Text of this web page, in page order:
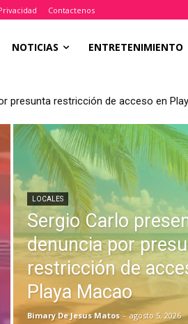
Contactenos
NOTICIAS ENTRETENIMIENTO
restricción de acceso en Playa
en terreno baldío de Friusa por
LOCALES
Sergio Carlo
denuncia por
restricción de
Playa Macao
Bimary De Jesus Matos - agosto 5, 2026